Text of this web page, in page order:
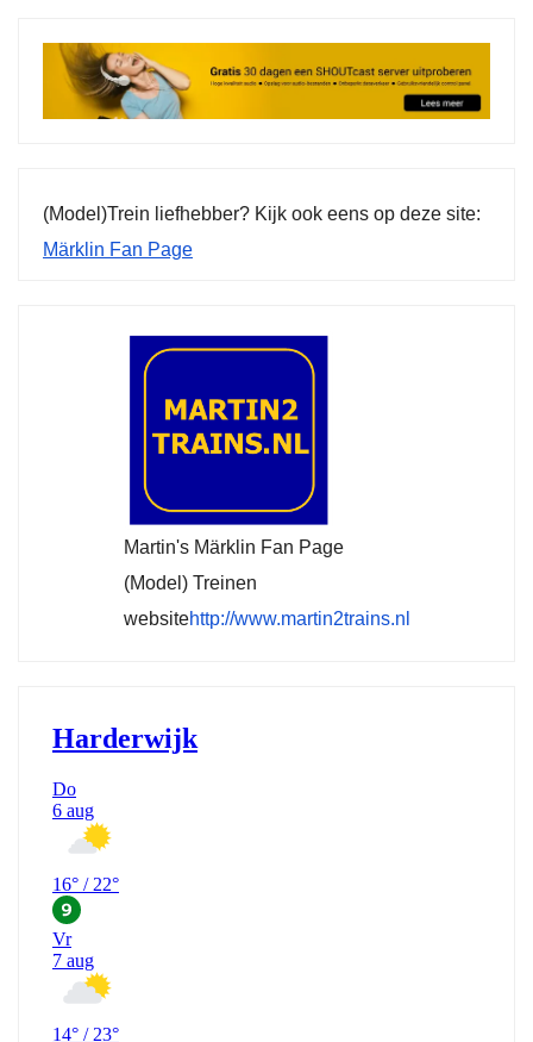
(Model)Trein liefhebber? Kijk ook eens op deze site:
Märklin Fan Page
Martin's Märklin Fan Page
(Model) Treinen
websitehttp://www.martin2trains.nl